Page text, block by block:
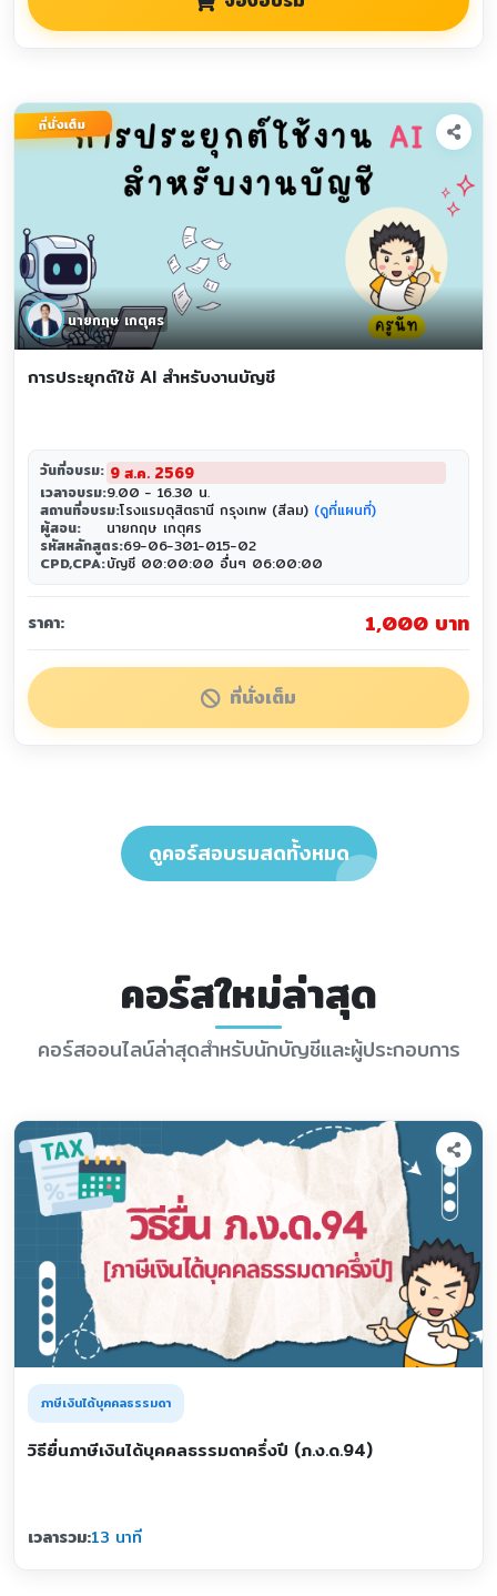
ที่นั่งเต็ม
นายกฤษ เกตุศร
การประยุกต์ใช้ AI สำหรับงานบัญชี
วันที่อบรม: 9 ส.ค. 2569
เวลาอบรม:9.00 - 16.30 น.
สถานที่อบรม:โรงแรมดุสิตธานี กรุงเทพ (สีลม) (ดูที่แผนที่)
ผู้สอน:
นายกฤษ เกตุศร
รหัสหลักสูตร:69-06-301-015-02
CPD,CPA:บัญชี 00:00:00 อื่นๆ 06:00:00
ราคา: 1,000 บาท
ที่นั่งเต็ม
ดูคอร์สอบรมสดทั้งหมด
คอร์สใหม่ล่าสุด
คอร์สออนไลน์ล่าสุดสำหรับนักบัญชีและผู้ประกอบการ
ภาษีเงินได้บุคคลธรรมดา
วิธียื่นภาษีเงินได้บุคคลธรรมดาครึ่งปี (ภ.ง.ด.94)
เวลารวม:13 นาที